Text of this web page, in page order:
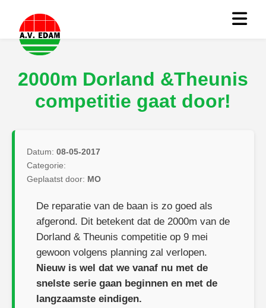
2000m Dorland &Theunis
competitie gaat door!
Datum: 08-05-2017
Categorie:
Geplaatst door: MO
De reparatie van de baan is zo goed als
afgerond. Dit betekent dat de 2000m van de
Dorland & Theunis competitie op 9 mei
gewoon volgens planning zal verlopen.
Nieuw is wel dat we vanaf nu met de
snelste serie gaan beginnen en met de
langzaamste eindigen.